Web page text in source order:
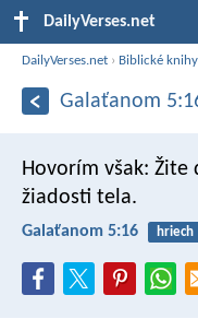
DailyVerses.net
DailyVerses.net › Biblické knihy
Galaťanom
Hovorím však:
žiadosti tela.
Galaťanom 5:16 hriech